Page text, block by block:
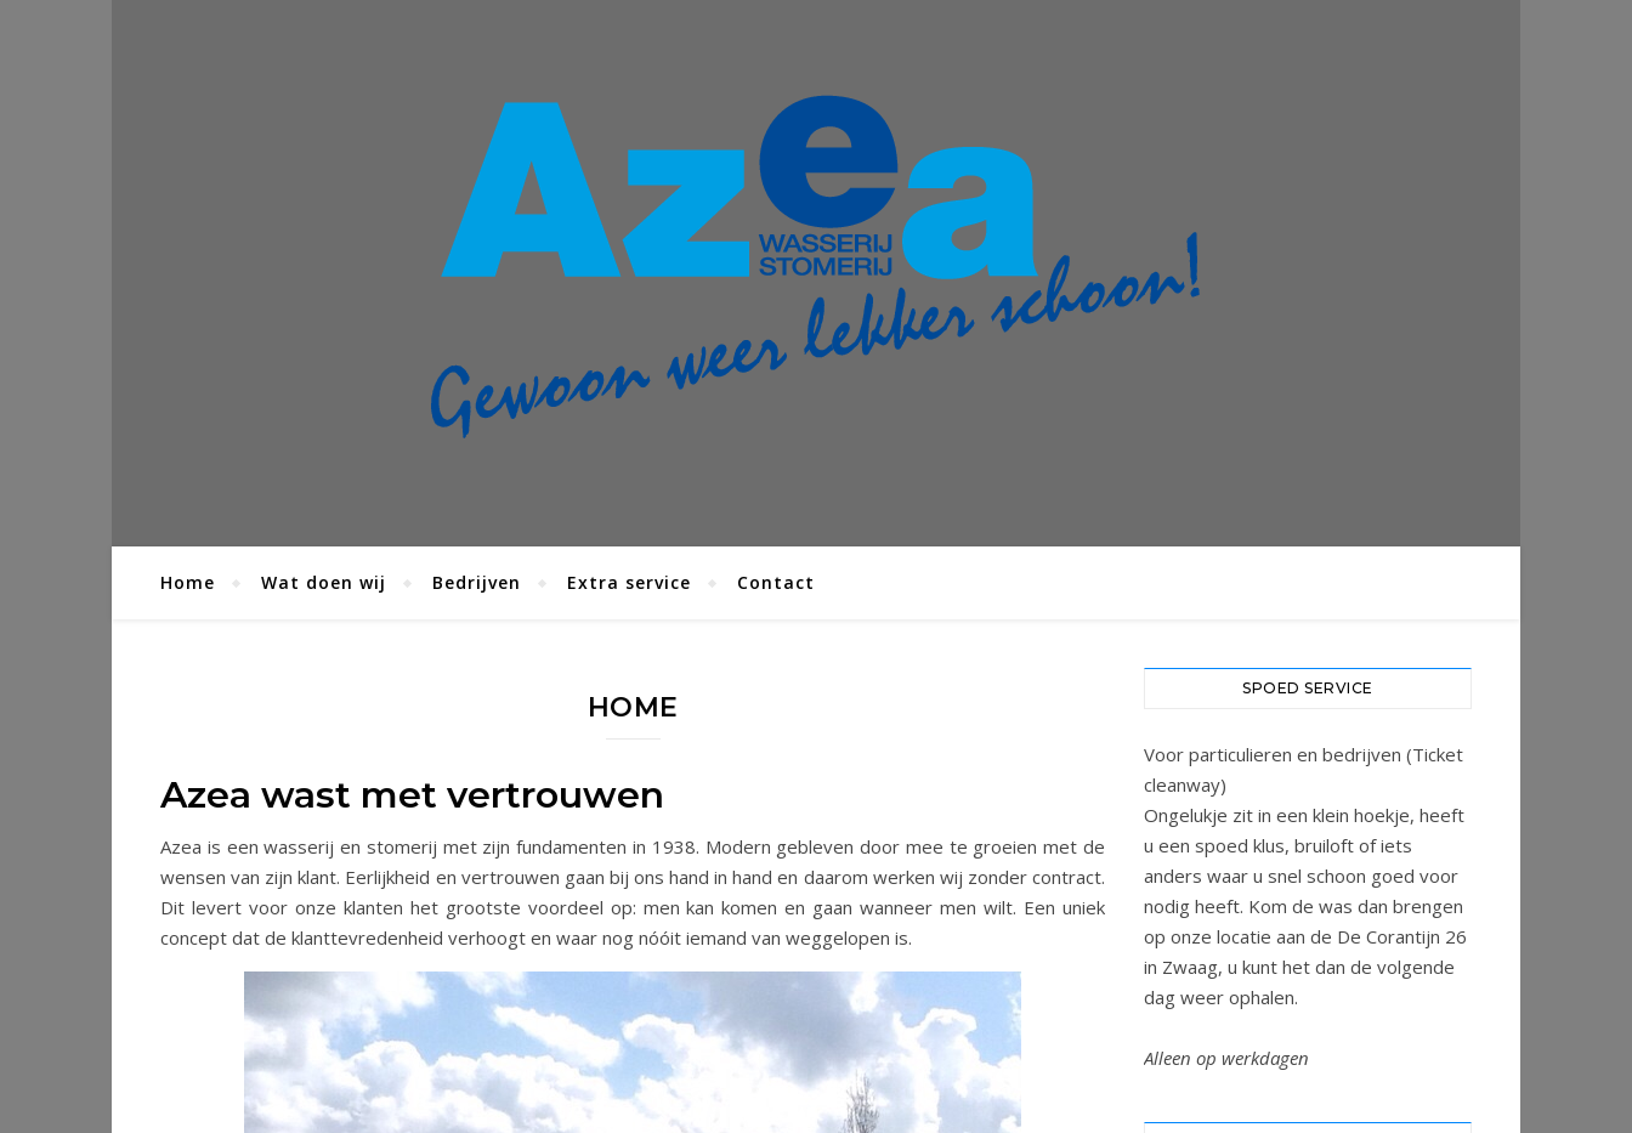
Home Wat doen wij Bedrijven Extra service Contact
HOME
Azea wast met vertrouwen
Azea is een wasserij en stomerij met zijn fundamenten in 1938. Modern gebleven door mee te groeien met de
wensen van zijn klant. Eerlijkheid en vertrouwen gaan bij ons hand in hand en daarom werken wij zonder contract.
Dit levert voor onze klanten het grootste voordeel op: men kan komen en gaan wanneer men wilt. Een uniek
concept dat de klanttevredenheid verhoogt en waar nog nóóit iemand van weggelopen is.
SPOED SERVICE
Voor particulieren en bedrijven (Ticket
cleanway)
Ongelukje zit in een klein hoekje, heeft
u een spoed klus, bruiloft of iets
anders waar u snel schoon goed voor
nodig heeft. Kom de was dan brengen
op onze locatie aan de De Corantijn 26
in Zwaag, u kunt het dan de volgende
dag weer ophalen.
Alleen op werkdagen